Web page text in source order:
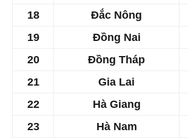
18
Đắc Nông
19
Đồng Nai
20
Đồng Tháp
21
Gia Lai
22
Hà Giang
23
Hà Nam